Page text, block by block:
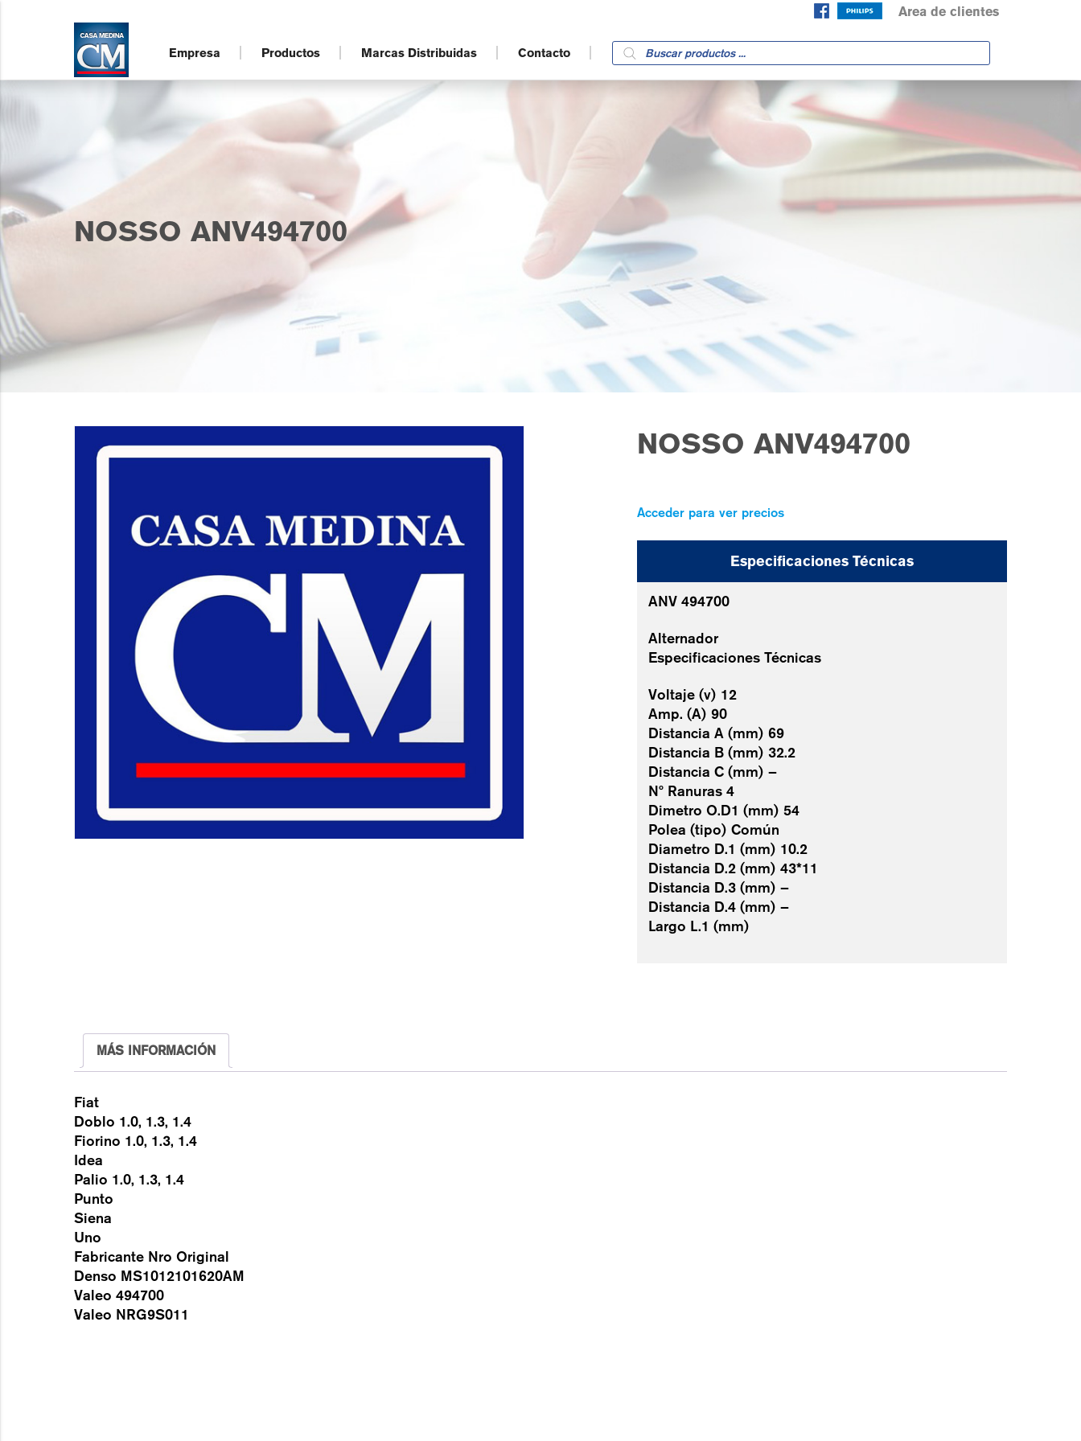
Area de clientes
Empresa Productos Marcas Distribuidas Contacto
Products
search
NOSSO ANV494700
NOSSO ANV494700
Acceder para ver precios
Especificaciones Técnicas
ANV 494700
Alternador
Especificaciones Técnicas
Voltaje (v) 12
Amp. (A) 90
Distancia A (mm) 69
Distancia B (mm) 32.2
Distancia C (mm) –
Nº Ranuras 4
Dimetro O.D1 (mm) 54
Polea (tipo) Común
Diametro D.1 (mm) 10.2
Distancia D.2 (mm) 43*11
Distancia D.3 (mm) –
Distancia D.4 (mm) –
Largo L.1 (mm)
MÁS INFORMACIÓN
Fiat
Doblo 1.0, 1.3, 1.4
Fiorino 1.0, 1.3, 1.4
Idea
Palio 1.0, 1.3, 1.4
Punto
Siena
Uno
Fabricante Nro Original
Denso MS1012101620AM
Valeo 494700
Valeo NRG9S011